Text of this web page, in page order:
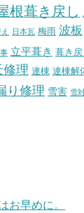
根葺き戻し
日本瓦 梅雨 波板
立平葺き 葺き戻
修理 連棟 連棟解
り修理 雪害 雪
お早めに。